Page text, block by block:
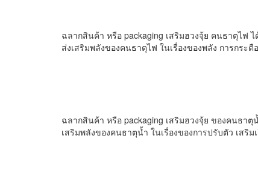
ฉลากสินค้า หรือ packaging เสริมฮวงจุ้ย คนธาตุไ
ส่งเสริมพลังของคนธาตุไฟ ในเรื่องของพลัง การกระ
ฉลากสินค้า หรือ packaging เสริมฮวงจุ้ย ของคนธ
เสริมพลังของคนธาตุน้ำ ในเรื่องของการปรับตัว เสริ